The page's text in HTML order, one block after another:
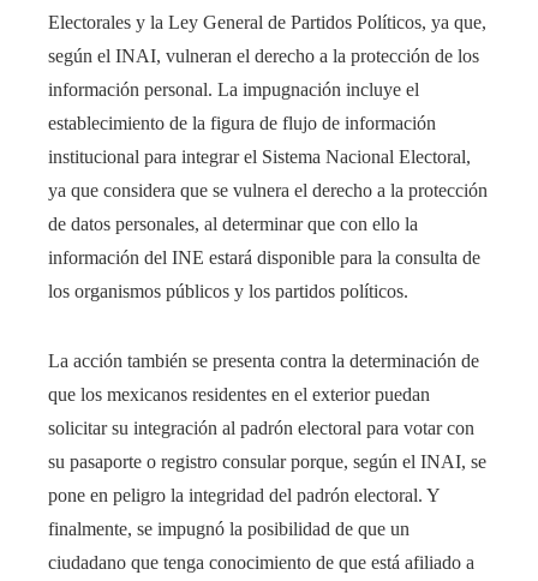
Electorales y la Ley General de Partidos Políticos, ya que,
según el INAI, vulneran el derecho a la protección de los
información personal. La impugnación incluye el
establecimiento de la figura de flujo de información
institucional para integrar el Sistema Nacional Electoral,
ya que considera que se vulnera el derecho a la protección
de datos personales, al determinar que con ello la
información del INE estará disponible para la consulta de
los organismos públicos y los partidos políticos.
La acción también se presenta contra la determinación de
que los mexicanos residentes en el exterior puedan
solicitar su integración al padrón electoral para votar con
su pasaporte o registro consular porque, según el INAI, se
pone en peligro la integridad del padrón electoral. Y
finalmente, se impugnó la posibilidad de que un
ciudadano que tenga conocimiento de que está afiliado a